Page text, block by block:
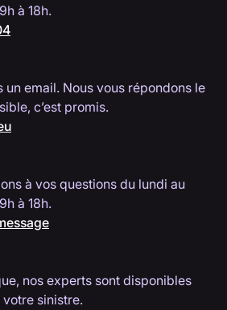
à 18h.
un email. Nous vous répondons le
c’est promis.
à vos questions du lundi au
à 18h.
nos experts sont disponibles
sinistre.